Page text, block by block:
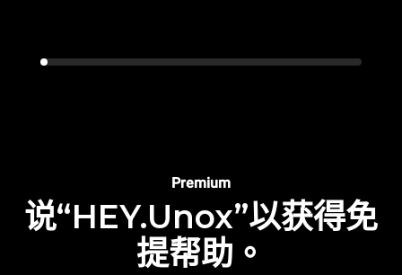
Premium
说“HEY.Unox”以获得免
提帮助。